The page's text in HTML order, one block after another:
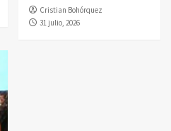
Cristian Bohórquez
31 julio, 2026